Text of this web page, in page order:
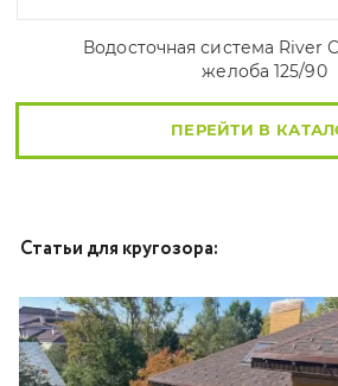
Водосточная система River
желоба 125/90
ПЕРЕЙТИ В
Статьи для кругозора: